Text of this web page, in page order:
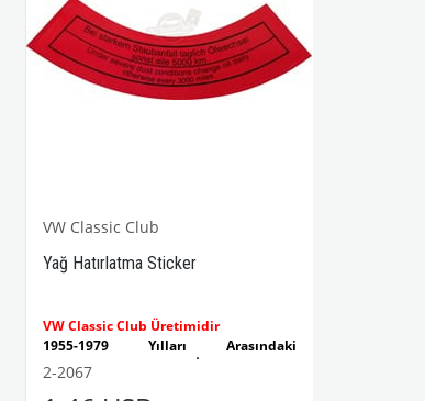
VW Classic Club
Yağ Hatırlatma Sticker
VW Classic Club Üretimidir
1955-1979 Yılları Arasındaki
Kaplumbağa Modelleri İle Uyumludur
2-2067